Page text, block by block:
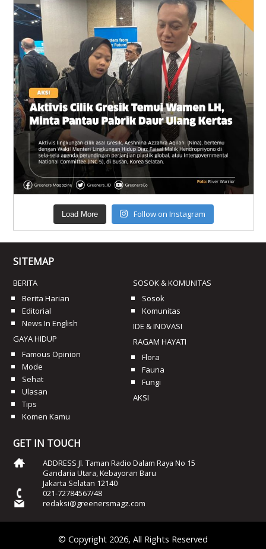
Load More Follow on Instagram
SITEMAP
BERITA
Berita Harian
Editorial
News In English
GAYA HIDUP
Famous Opinion
Mode
Sehat
Ulasan
Tips
Komen Kamu
SOSOK & KOMUNITAS
Sosok
Komunitas
IDE & INOVASI
RAGAM HAYATI
Flora
Fauna
Fungi
AKSI
GET IN TOUCH
ADDRESS Jl. Taman Radio Dalam Raya No 15
Gandaria Utara, Kebayoran Baru
Jakarta Selatan 12140
021-72784567/48
redaksi@greenersmagz.com
© Copyright 2026, All Rights Reserved